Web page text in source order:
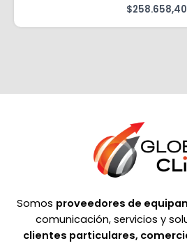
$258.658,40
Somos proveedores de
comunicación, servicios y
clientes particulares,